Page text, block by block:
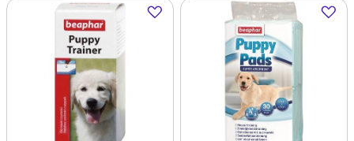
Dodaj
do
Dodaj
do